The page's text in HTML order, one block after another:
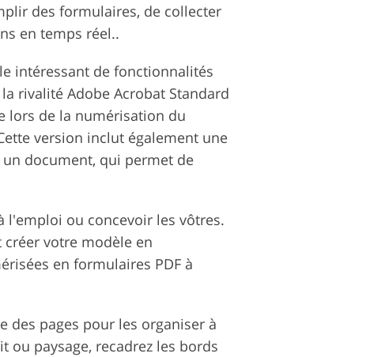
des formulaires, de collecter
en temps réel..
intéressant de fonctionnalités
rivalité Adobe Acrobat Standard
lors de la numérisation du
version inclut également une
document, qui permet de
l'emploi ou concevoir les vôtres.
créer votre modèle en
en formulaires PDF à
des pages pour les organiser à
ou paysage, recadrez les bords